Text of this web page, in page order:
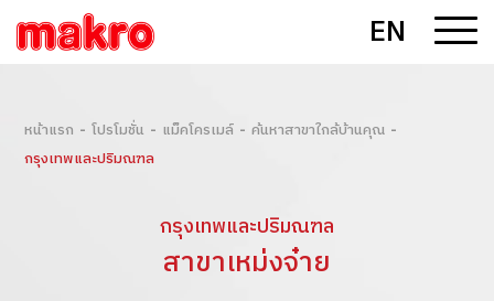
EN
หน้าแรก - โปรโมชั่น - แม็คโครเมล์ - ค้นหาสาขาใกล้บ้านคุณ -
กรุงเทพและปริมณฑล
กรุงเทพและปริมณฑล
สาขาเหม่งจ๋าย